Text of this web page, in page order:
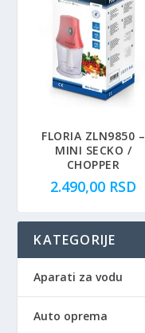
FLORIA ZLN9850 –
MINI SECKO /
CHOPPER
2.490,00 RSD
KATEGORIJE
Aparati za vodu
Auto oprema